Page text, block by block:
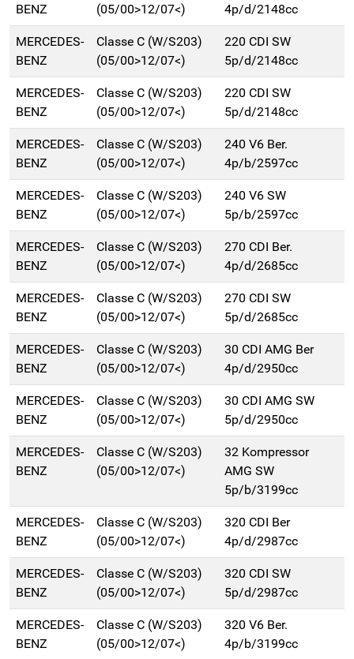
BENZ
(05/00>12/07<)
4p/d/2148cc
MERCEDES-
BENZ
Classe C (W/S203)
(05/00>12/07<)
220 CDI SW
5p/d/2148cc
MERCEDES-
BENZ
Classe C (W/S203)
(05/00>12/07<)
220 CDI SW
5p/d/2148cc
MERCEDES-
BENZ
Classe C (W/S203)
(05/00>12/07<)
240 V6 Ber.
4p/b/2597cc
MERCEDES-
BENZ
Classe C (W/S203)
(05/00>12/07<)
240 V6 SW
5p/b/2597cc
MERCEDES-
BENZ
Classe C (W/S203)
(05/00>12/07<)
270 CDI Ber.
4p/d/2685cc
MERCEDES-
BENZ
Classe C (W/S203)
(05/00>12/07<)
270 CDI SW
5p/d/2685cc
MERCEDES-
BENZ
Classe C (W/S203)
(05/00>12/07<)
30 CDI AMG Ber
4p/d/2950cc
MERCEDES-
BENZ
Classe C (W/S203)
(05/00>12/07<)
30 CDI AMG SW
5p/d/2950cc
MERCEDES-
BENZ
Classe C (W/S203)
(05/00>12/07<)
32 Kompressor
AMG SW
5p/b/3199cc
MERCEDES-
BENZ
Classe C (W/S203)
(05/00>12/07<)
320 CDI Ber
4p/d/2987cc
MERCEDES-
BENZ
Classe C (W/S203)
(05/00>12/07<)
320 CDI SW
5p/d/2987cc
MERCEDES-
BENZ
Classe C (W/S203)
(05/00>12/07<)
320 V6 Ber.
4p/b/3199cc